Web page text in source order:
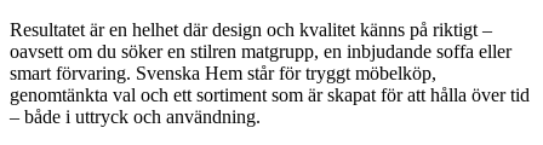
Resultatet är en helhet där design och kvalitet känns på riktigt –
oavsett om du söker en stilren matgrupp, en inbjudande soffa eller
smart förvaring. Svenska Hem står för tryggt möbelköp,
genomtänkta val och ett sortiment som är skapat för att hålla över tid
– både i uttryck och användning.